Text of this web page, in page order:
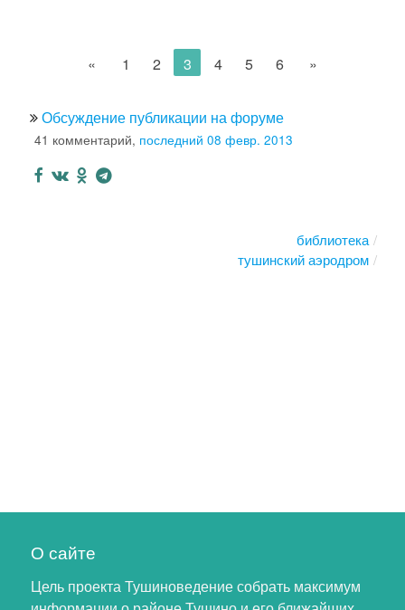
« 1 2 3 4 5 6 »
Обсуждение публикации на форуме
41 комментарий, последний 08 февр. 2013
библиотека
тушинский аэродром
О сайте
Цель проекта Тушиноведение собрать максимум